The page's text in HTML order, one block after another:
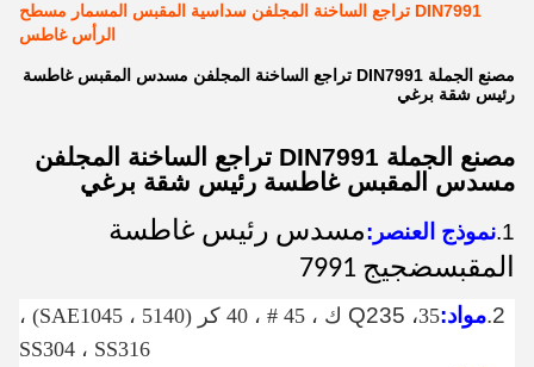
DIN7991 تراجع الساخنة المجلفن سداسية المقبس المسمار مسطح
الرأس غاطس
مصنع الجملة DIN7991 تراجع الساخنة المجلفن مسدس المقبس غاطسة
رئيس شقة برغي
مصنع الجملة DIN7991 تراجع الساخنة المجلفن
مسدس المقبس غاطسة رئيس شقة برغي
1. نموذج العنصر:مسدس رئيس غاطسة
المقبسضجيج 7991
2. مواد: Q235 ،
35 ك ، 45 # ، 40 كر (SAE1045 ، 5140) ،
SS304 ، SS316